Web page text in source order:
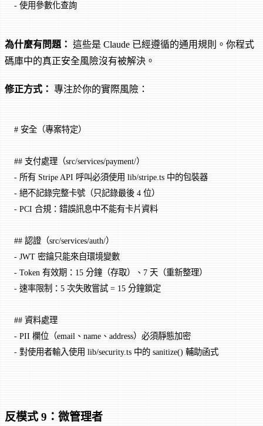
- 使用參數化查詢
為什麼有問題： 這些是 Claude 已經遵循的通用規則。你程式
碼庫中的真正安全風險沒有被解決。
修正方式： 專注於你的實際風險：
# 安全（專案特定）
## 支付處理（src/services/payment/）
- 所有 Stripe API 呼叫必須使用 lib/stripe.ts 中的包裝器
- 絕不記錄完整卡號（只記錄最後 4 位）
- PCI 合規：錯誤訊息中不能有卡片資料
## 認證（src/services/auth/）
- JWT 密鑰只能來自環境變數
- Token 有效期：15 分鐘（存取）、7 天（重新整理）
- 速率限制：5 次失敗嘗試 = 15 分鐘鎖定
## 資料處理
- PII 欄位（email、name、address）必須靜態加密
- 對使用者輸入使用 lib/security.ts 中的 sanitize() 輔助函式
反模式 9：微管理者